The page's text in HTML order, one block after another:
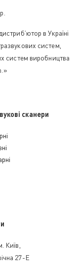
в Україні
систем,
систем виробництва
сканери
Київ,
27-Е